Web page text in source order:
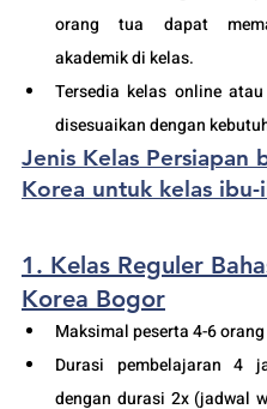
orang tua dapat
akademik di kelas.
Tersedia kelas online
disesuaikan dengan
Jenis Kelas Persiapan
Korea untuk kelas ibu-
1. Kelas Reguler
Korea Bogor
Maksimal peserta 4-6
Durasi pembelajaran 4
dengan durasi 2x (jadwal